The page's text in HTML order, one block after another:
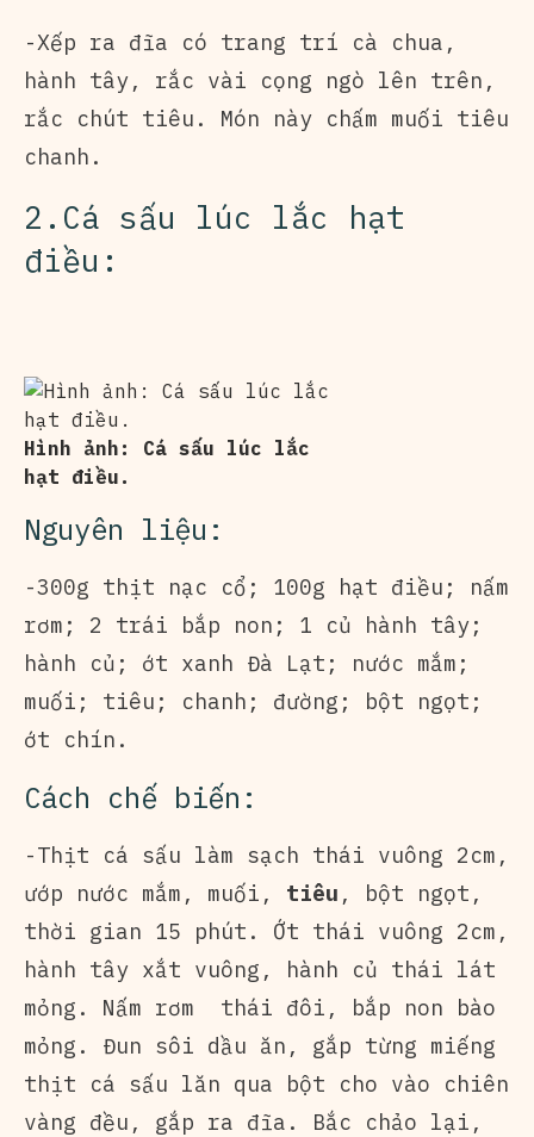
-Xếp ra đĩa có trang trí cà chua,
hành tây, rắc vài cọng ngò lên trên,
rắc chút tiêu. Món này chấm muối tiêu
chanh.
2.Cá sấu lúc lắc hạt
điều:
Hình ảnh: Cá sấu lúc lắc
hạt điều.
Nguyên liệu:
-300g thịt nạc cổ; 100g hạt điều; nấm
rơm; 2 trái bắp non; 1 củ hành tây;
hành củ; ớt xanh Đà Lạt; nước mắm;
muối; tiêu; chanh; đường; bột ngọt;
ớt chín.
Cách chế biến:
-Thịt cá sấu làm sạch thái vuông 2cm,
ướp nước mắm, muối,
tiêu , bột ngọt,
thời gian 15 phút. Ớt thái vuông 2cm,
hành tây xắt vuông, hành củ thái lát
mỏng. Nấm rơm thái đôi, bắp non bào
mỏng. Đun sôi dầu ăn, gắp từng miếng
thịt cá sấu lăn qua bột cho vào chiên
vàng đều, gắp ra đĩa. Bắc chảo lại,